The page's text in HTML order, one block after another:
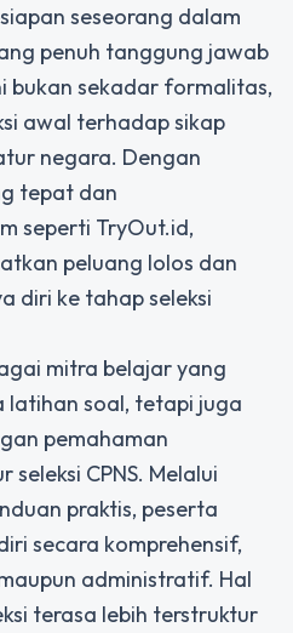
seseorang dalam
penuh tanggung jawab
bukan sekadar formalitas,
awal terhadap sikap
negara. Dengan
tepat dan
seperti TryOut.id,
peluang lolos dan
diri ke tahap seleksi
mitra belajar yang
soal, tetapi juga
pemahaman
CPNS. Melalui
praktis, peserta
secara komprehensif,
administratif. Hal
terasa lebih terstruktur